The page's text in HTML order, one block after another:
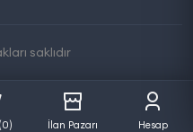
İlan Pazarı Hesap
saklıdır